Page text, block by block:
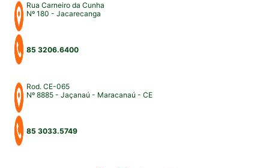
Rua Carneiro da Cunha
Nº 180 - Jacarecanga
85 3206.6400
Rod. CE-065
Nº 8885 - Jaçanaú - Maracanaú - CE
85 3033.5749